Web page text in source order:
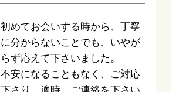
初めてお会いする時から、丁寧
に分からないことでも、いやが
らず応えて下さいました。
不安になることもなく、ご対応